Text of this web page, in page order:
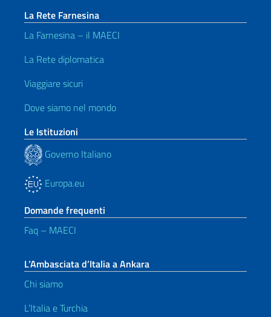
La Rete Farnesina
La Farnesina – il MAECI
La Rete diplomatica
Viaggiare sicuri
Dove siamo nel mondo
Le Istituzioni
Governo Italiano
Europa.eu
Domande frequenti
Faq – MAECI
L’Ambasciata d’Italia a Ankara
Chi siamo
L’Italia e Turchia